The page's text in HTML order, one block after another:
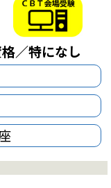
／特になし